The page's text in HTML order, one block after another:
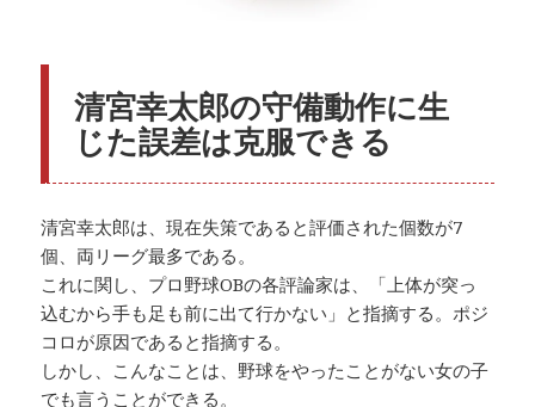
清宮幸太郎の守備動作に生
じた誤差は克服できる
清宮幸太郎は、現在失策であると評価された個数が7
個、両リーグ最多である。
これに関し、プロ野球OBの各評論家は、「上体が突っ
込むから手も足も前に出て行かない」と指摘する。ポジ
コロが原因であると指摘する。
しかし、こんなことは、野球をやったことがない女の子
でも言うことができる。